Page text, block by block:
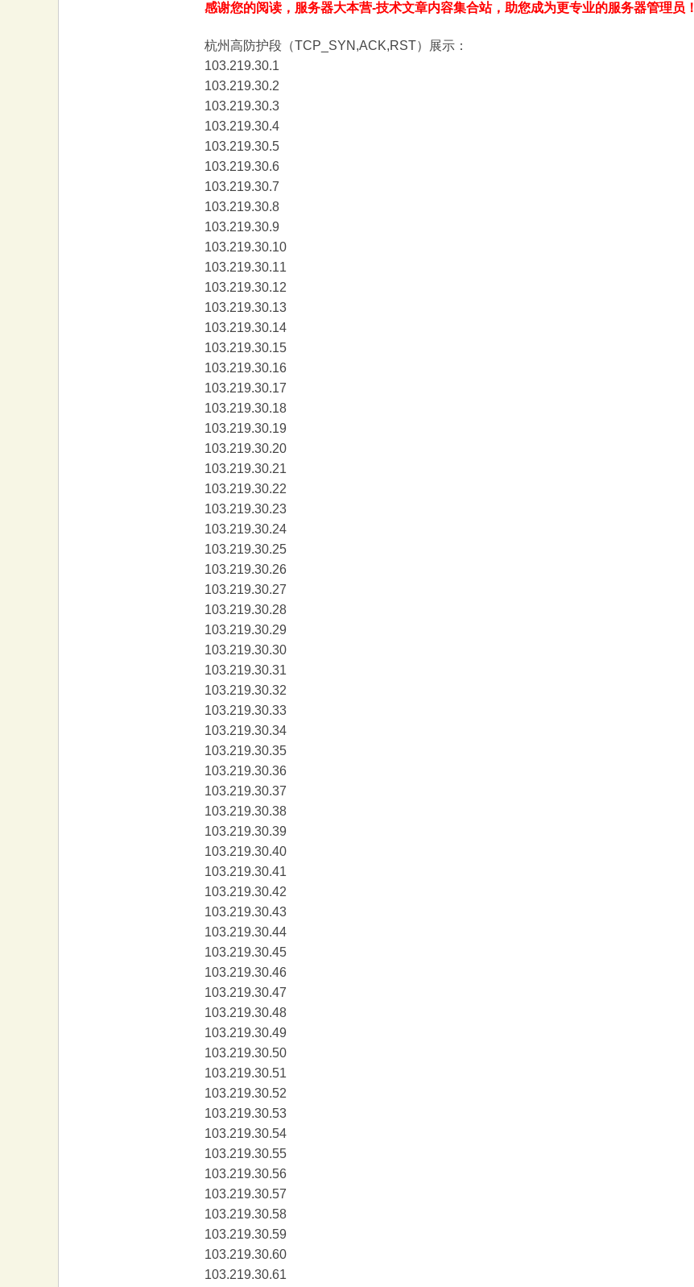
感谢您的阅读，服务器大本营-技术文章内容集合站，助您成为更专业的服务器管理员！
杭州高防护段（TCP_SYN,ACK,RST）展示：
103.219.30.1
103.219.30.2
103.219.30.3
103.219.30.4
103.219.30.5
103.219.30.6
103.219.30.7
103.219.30.8
103.219.30.9
103.219.30.10
103.219.30.11
103.219.30.12
103.219.30.13
103.219.30.14
103.219.30.15
103.219.30.16
103.219.30.17
103.219.30.18
103.219.30.19
103.219.30.20
103.219.30.21
103.219.30.22
103.219.30.23
103.219.30.24
103.219.30.25
103.219.30.26
103.219.30.27
103.219.30.28
103.219.30.29
103.219.30.30
103.219.30.31
103.219.30.32
103.219.30.33
103.219.30.34
103.219.30.35
103.219.30.36
103.219.30.37
103.219.30.38
103.219.30.39
103.219.30.40
103.219.30.41
103.219.30.42
103.219.30.43
103.219.30.44
103.219.30.45
103.219.30.46
103.219.30.47
103.219.30.48
103.219.30.49
103.219.30.50
103.219.30.51
103.219.30.52
103.219.30.53
103.219.30.54
103.219.30.55
103.219.30.56
103.219.30.57
103.219.30.58
103.219.30.59
103.219.30.60
103.219.30.61